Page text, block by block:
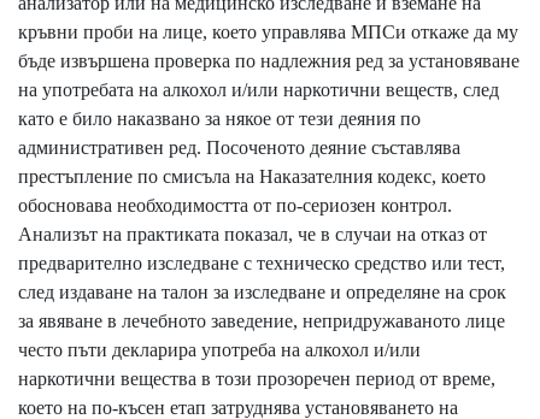
кръвни проби на лице, което управлява МПСи откаже да му
бъде извършена проверка по надлежния ред за установяване
на употребата на алкохол и/или наркотични веществ, след
като е било наказвано за някое от тези деяния по
административен ред. Посоченото деяние съставлява
престъпление по смисъла на Наказателния кодекс, което
обосновава необходимостта от по-сериозен контрол.
Анализът на практиката показал, че в случаи на отказ от
предварително изследване с техническо средство или тест,
след издаване на талон за изследване и определяне на срок
за явяване в лечебното заведение, непридружаваното лице
често пъти декларира употреба на алкохол и/или
наркотични вещества в този прозоречен период от време,
което на по-късен етап затруднява установяването на